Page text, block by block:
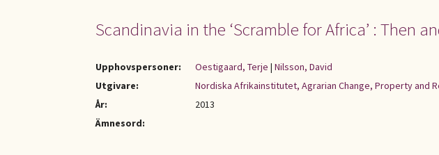
Scandinavia in the ‘Scramble for Africa’ : Then
Upphovspersoner: Oestigaard, Terje | Nilsson, David
Utgivare:
Nordiska Afrikainstitutet, Agrarian Change, Property and
År:
2013
Ämnesord: